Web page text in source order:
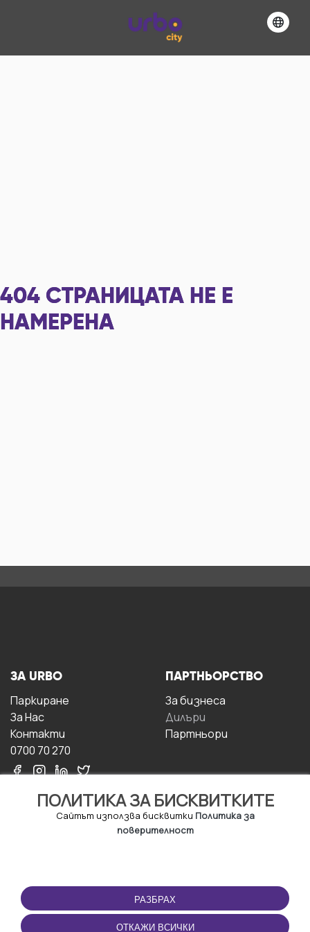
404 СТРАНИЦАТА НЕ Е
НАМЕРЕНА
ПОЛИТИКА ЗА БИСКВИТКИТЕ
Сайтът използва бисквитки Политика за
поверителност
РАЗБРАХ
ОТКАЖИ ВСИЧКИ
ЗА URBO
Паркиране
За Hас
Контакти
0700 70 270
ПАРТНЬОРСТВО
За бизнесa
Дилъри
Партньори
ПОЛЗВАНЕ
Правила и условия за
ползване
ПРИЛОЖЕНИЕТО